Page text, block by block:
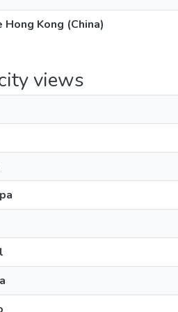
Hong Kong (China)
views